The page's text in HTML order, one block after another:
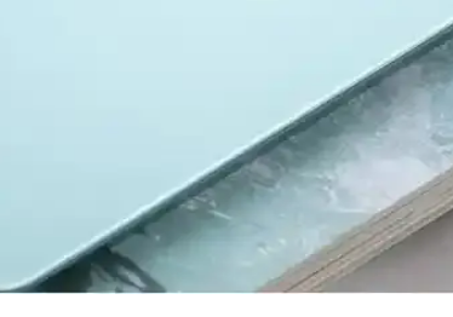
Üzerine Detaylı İnceleme
teknoloji yolculuğu ve Galaxy serisinin gelişimi öne
Optimizasyonu
artırır ve depolama alanını genişletir. Güvenilir
Bilgiler ve Beklentiler
teknolojik gelişmeler ve piyasa stratejileri yüksek